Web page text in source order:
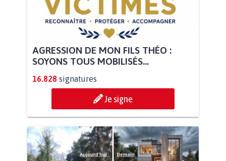
AGRESSION DE MON FILS THÉO :
SOYONS TOUS MOBILISÉS...
16.828 signatures
Je signe